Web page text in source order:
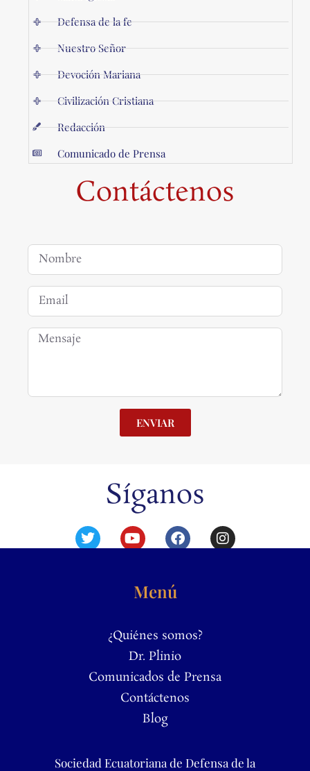
Defensa de la fe
Nuestro Señor
Devoción Mariana
Civilización Cristiana
Redacción
Comunicado de Prensa
Contáctenos
ENVIAR
Síganos
Menú
¿Quiénes somos?
Dr. Plinio
Comunicados de Prensa
Contáctenos
Blog
Sociedad Ecuatoriana de Defensa de la